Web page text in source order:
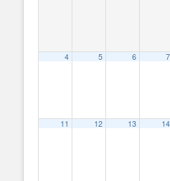
4 5 6 7
11 12 13 14